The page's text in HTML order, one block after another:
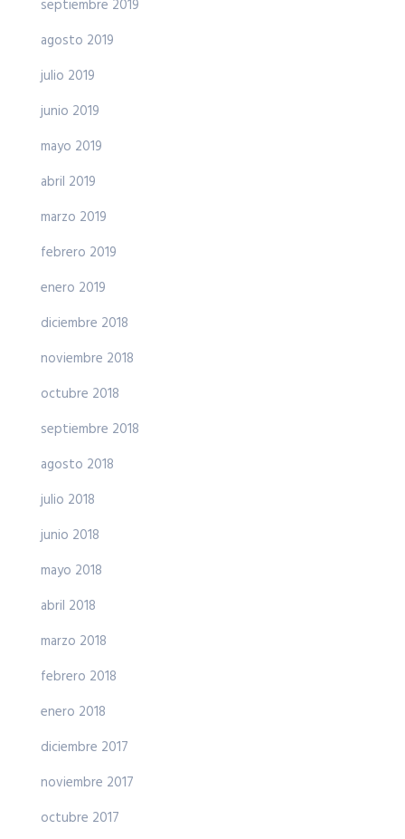
septiembre 2019
agosto 2019
julio 2019
junio 2019
mayo 2019
abril 2019
marzo 2019
febrero 2019
enero 2019
diciembre 2018
noviembre 2018
octubre 2018
septiembre 2018
agosto 2018
julio 2018
junio 2018
mayo 2018
abril 2018
marzo 2018
febrero 2018
enero 2018
diciembre 2017
noviembre 2017
octubre 2017